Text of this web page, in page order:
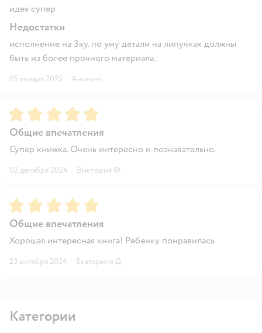
идея супер
Недостатки
исполнение на 3ку. по уму детали на липучках должны
быть из более прочного материала.
05 января 2025 · Аноним
Рейтинг:5
Общие впечатления
Супер книжка. Очень интересно и познавательно.
02 декабря 2024 · Виктория Ф.
Рейтинг:5
Общие впечатления
Хорошая интересная книга! Ребенку понравилась
23 октября 2024 · Екатерина Д.
Категории